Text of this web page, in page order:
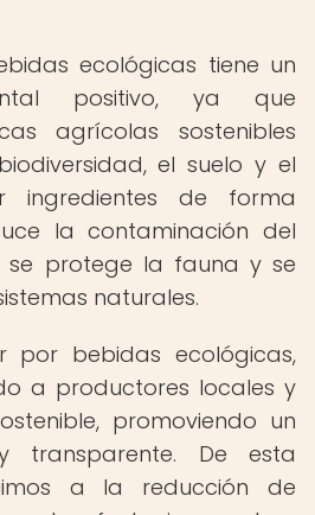
ecológicas tiene un
positivo, ya que
agrícolas sostenibles
el suelo y el
ingredientes de forma
la contaminación del
se protege la fauna y se
naturales.
por bebidas ecológicas,
a productores locales y
promoviendo un
transparente. De esta
a la reducción de